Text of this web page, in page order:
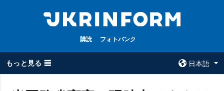
購読 フォトバンク
もっと見る ☰
日本語